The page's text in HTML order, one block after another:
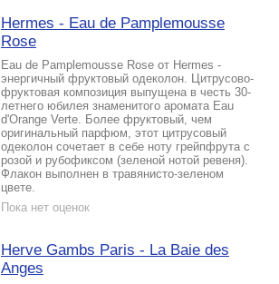
Hermes - Eau de Pamplemousse
Rose
Eau de Pamplemousse Rose от Hermes -
энергичный фруктовый одеколон. Цитрусово-
фруктовая композиция выпущена в честь 30-
летнего юбилея знаменитого аромата Eau
d'Orange Verte. Более фруктовый, чем
оригинальный парфюм, этот цитрусовый
одеколон сочетает в себе ноту грейпфрута с
розой и рубофиксом (зеленой нотой ревеня).
Флакон выполнен в травянисто-зеленом
цвете.
Пока нет оценок
Herve Gambs Paris - La Baie des
Anges